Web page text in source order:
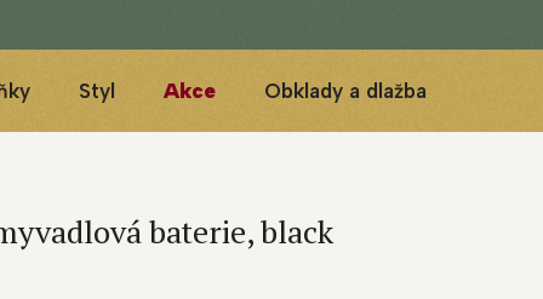
Styl Akce Obklady a dlažba
baterie, black